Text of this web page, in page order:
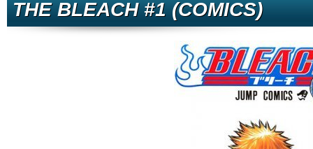
THE BLEACH #1 (COMICS)